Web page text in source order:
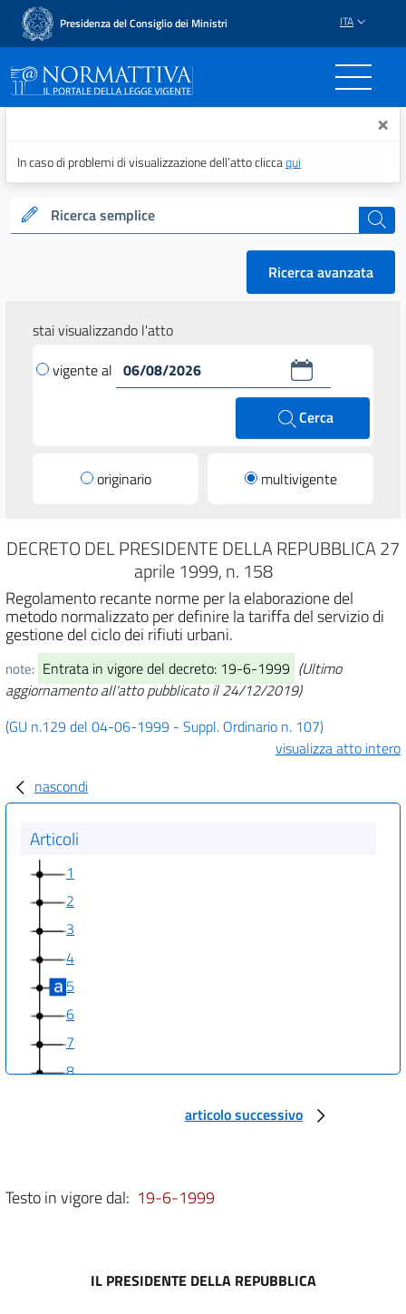
Presidenza del Consiglio dei Ministri ITA
Normattiva - Il portale ×
In caso di problemi di visualizzazione dell’atto cliccaqui
Ricerca semplice cerca
Ricerca avanzata
stai visualizzando l'atto
vigente al
Cerca
originario multivigente
DECRETO DEL PRESIDENTE DELLA REPUBBLICA 27
aprile 1999, n. 158
Regolamento recante norme per la elaborazione del
metodo normalizzato per definire la tariffa del servizio di
gestione del ciclo dei rifiuti urbani.
note: Entrata in vigore del decreto: 19-6-1999 (Ultimo
aggiornamento all'atto pubblicato il 24/12/2019)
(GU n.129 del 04-06-1999 - Suppl. Ordinario n. 107)
visualizza atto intero
nascondi
Articoli
1
2
3
4
5
6
7
8
Allegato 1
articolo successivo
Testo in vigore dal: 19-6-1999
IL PRESIDENTE DELLA REPUBBLICA